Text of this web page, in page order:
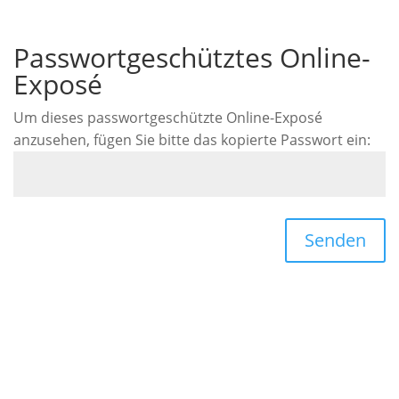
Passwortgeschütztes Online-
Exposé
Um dieses passwortgeschützte Online-Exposé
anzusehen, fügen Sie bitte das kopierte Passwort ein:
Senden